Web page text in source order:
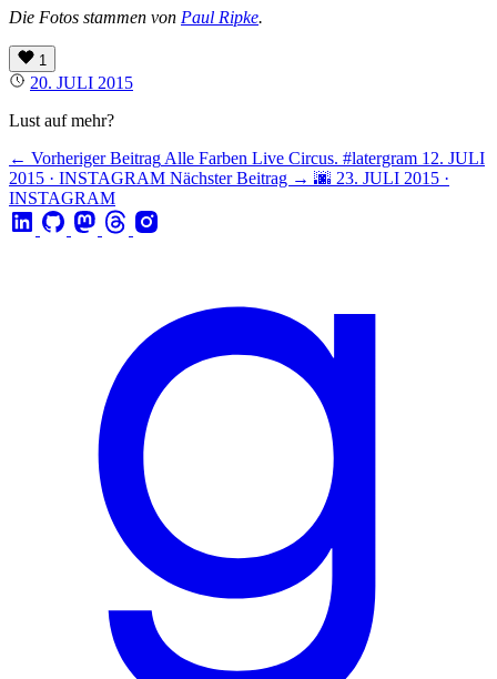
Die Fotos stammen von Paul Ripke.
1
20. JULI 2015
Lust auf mehr?
← Vorheriger Beitrag Alle Farben Live Circus. #latergram 12. JULI
2015 · INSTAGRAM Nächster Beitrag → 🌆 23. JULI 2015 ·
INSTAGRAM